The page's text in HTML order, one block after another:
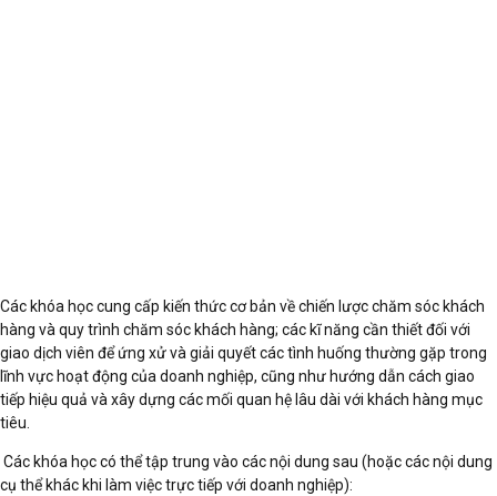
Các khóa học cung cấp kiến thức cơ bản về chiến lược chăm sóc khách
hàng và quy trình chăm sóc khách hàng; các kĩ năng cần thiết đối với
giao dịch viên để ứng xử và giải quyết các tình huống thường gặp trong
lĩnh vực hoạt động của doanh nghiệp, cũng như hướng dẫn cách giao
tiếp hiệu quả và xây dựng các mối quan hệ lâu dài với khách hàng mục
tiêu.
Các khóa học có thể tập trung vào các nội dung sau (hoặc các nội dung
cụ thể khác khi làm việc trực tiếp với doanh nghiệp):